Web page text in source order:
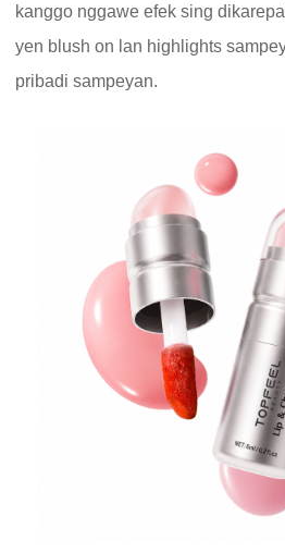
kanggo nggawe efek sing
yen blush on lan highlights
pribadi sampeyan.